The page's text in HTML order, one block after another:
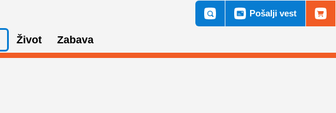
Život Zabava
Pošalji vest